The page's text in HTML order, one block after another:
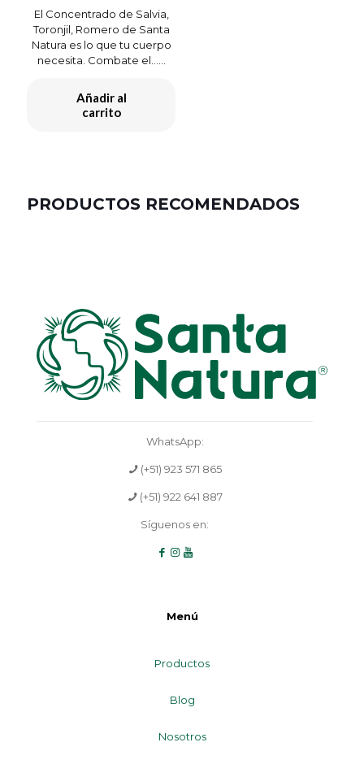
original
era:
S/ 68.00.
actual
es:
S/ 51.00.
El Concentrado de Salvia,
Toronjil, Romero de Santa
Natura es lo que tu cuerpo
necesita. Combate el…...
Añadir al
carrito
PRODUCTOS RECOMENDADOS
WhatsApp:
(+51) 923 571 865
(+51) 922 641 887
Síguenos en:
Menú
Productos
Blog
Nosotros